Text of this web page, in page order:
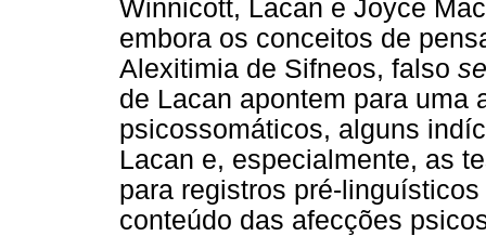
Winnicott, Lacan e Joyce
embora os conceitos de
Alexitimia de Sifneos, falso
de Lacan apontem para uma
psicossomáticos, alguns
Lacan e, especialmente, as
para registros pré-
conteúdo das afecções